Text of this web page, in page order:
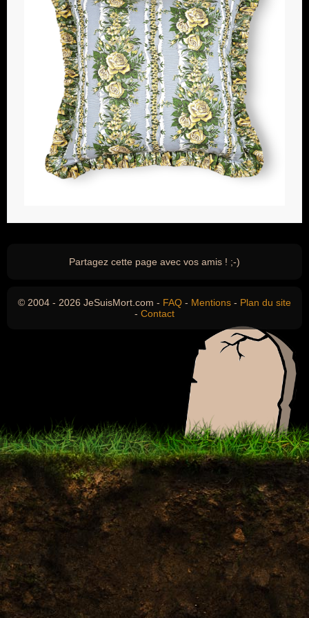
Partagez cette page avec vos amis ! ;-)
© 2004 - 2026 JeSuisMort.com - FAQ - Mentions - Plan du site
- Contact